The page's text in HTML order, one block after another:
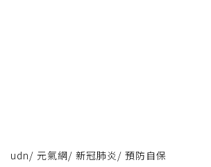
udn/ 元氣網/ 新冠肺炎 / 預防自保